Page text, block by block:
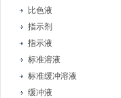
比色液
指示剂
指示液
标准溶液
标准缓冲溶液
缓冲液